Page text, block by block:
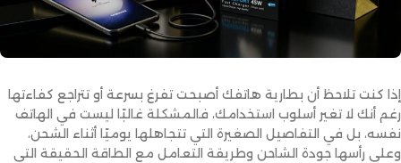
إذا كنت تلاحظ أن بطارية هاتفك أصبحت تفرغ بسرعة أو تتراجع كفاءتها
رغم أنك لا تغير أسلوب استخدامك، فالمشكلة غالبًا ليست في الهاتف
نفسه، بل في التفاصيل الصغيرة التي تتجاهلها يوميًا أثناء الشحن،
وعلى رأسها جودة الشاحن وطريقة التعامل مع الطاقة الحقيقة التي